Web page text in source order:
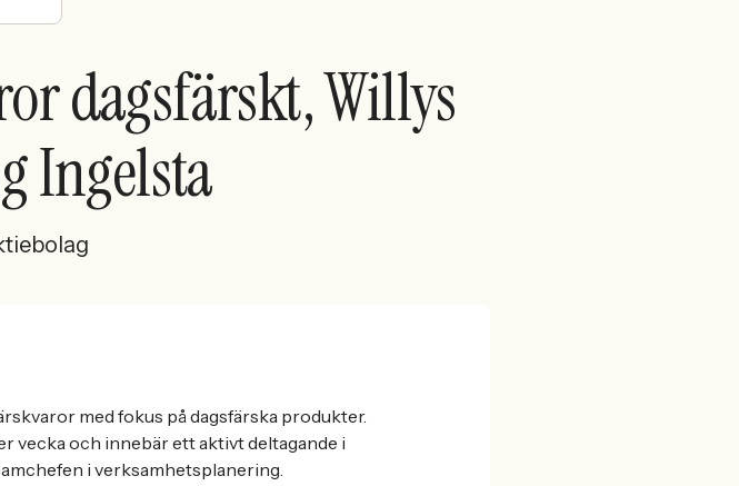
dagsfärskt, Willys
Ingelsta
med fokus på dagsfärska produkter.
vecka och innebär ett aktivt deltagande i
i verksamhetsplanering.